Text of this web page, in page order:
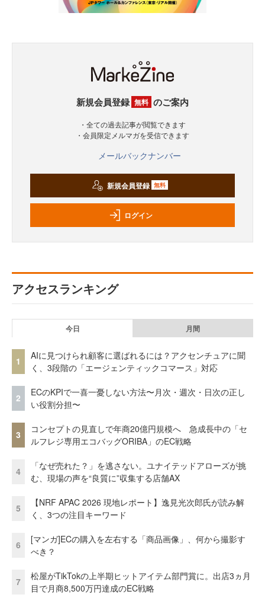
新規会員登録 無料 のご案内
・全ての過去記事が閲覧できます
・会員限定メルマガを受信できます
メールバックナンバー
新規会員登録 無料
ログイン
アクセスランキング
今日 月間
1
AIに見つけられ顧客に選ばれるには？アクセンチュアに聞
く、3段階の「エージェンティックコマース」対応
2
ECのKPIで一喜一憂しない方法〜月次・週次・日次の正し
い役割分担〜
3
コンセプトの見直しで年商20億円規模へ 急成長中の「セ
ルフレジ専用エコバッグORIBA」のEC戦略
4
「なぜ売れた？」を逃さない。ユナイテッドアローズが挑
む、現場の声を“良質に”収集する店舗AX
5
【NRF APAC 2026 現地レポート】逸見光次郎氏が読み解
く、3つの注目キーワード
6
[マンガ]ECの購入を左右する「商品画像」、何から撮影す
べき？
7
松屋がTikTokの上半期ヒットアイテム部門賞に。出店3ヵ月
目で月商8,500万円達成のEC戦略